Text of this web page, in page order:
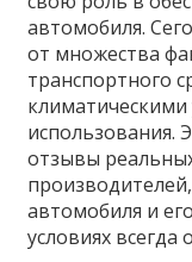
автомобиля.
от множества
транспортного
использования.
отзывы
автомобиля и
условиях всегда